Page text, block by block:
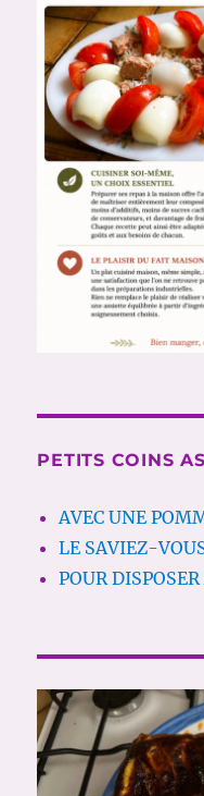
PETITS COINS
AVEC UNE
LE SAVIEZ-
POUR